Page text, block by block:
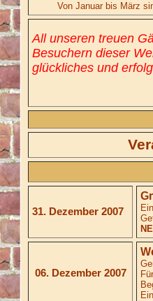
Von Januar bis März
All unseren treuen
Besuchern dieser
glückliches und
31. Dezember 2007
06. Dezember 2007